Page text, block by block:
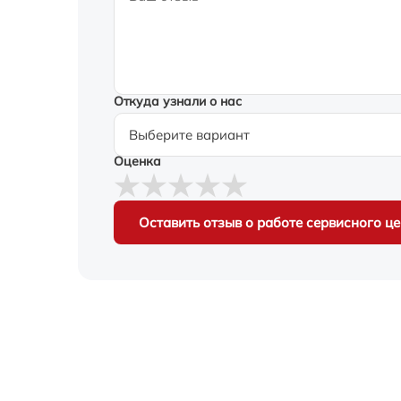
Откуда узнали о нас
Оценка
Оставить отзыв о работе сервисного